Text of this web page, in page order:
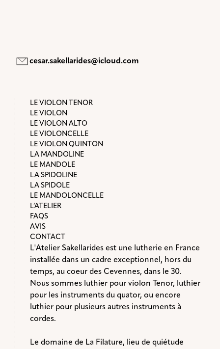
cesar.sakellarides@icloud.com
LE VIOLON TENOR
LE VIOLON
LE VIOLON ALTO
LE VIOLONCELLE
LE VIOLON QUINTON
LA MANDOLINE
LE MANDOLE
LA SPIDOLINE
LA SPIDOLE
LE MANDOLONCELLE
L’ATELIER
FAQS
AVIS
CONTACT
L'Atelier Sakellarides est une lutherie en France
installée dans un cadre exceptionnel, hors du
temps, au coeur des Cevennes, dans le 30.
Nous sommes luthier pour violon Tenor, luthier
pour les instruments du quator, ou encore
luthier pour plusieurs autres instruments à
cordes.
Le domaine de La Filature, lieu de quiétude